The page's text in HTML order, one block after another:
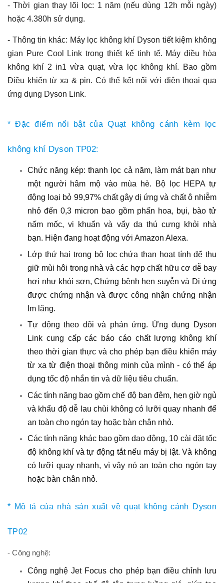
- Thời gian thay lõi lọc: 1 năm (nếu dùng 12h mỗi ngày)
hoặc 4.380h sử dụng.
- Thông tin khác: Máy lọc không khí Dyson tiết kiệm không
gian Pure Cool Link trong thiết kế tinh tế. Máy điều hòa
không khí 2 in1 vừa quạt, vừa lọc không khí. Bao gồm
Điều khiển từ xa & pin. Có thể kết nối với điện thoại qua
ứng dụng Dyson Link.
* Đặc điểm nổi bật củaQuạt không cánh kèm lọc
không khí Dyson TP02:
Chức năng kép: thanh lọc cả năm, làm mát bạn như
một người hâm mộ vào mùa hè. Bộ lọc HEPA tự
động loại bỏ 99,97% chất gây dị ứng và chất ô nhiễm
nhỏ đến 0,3 micron bao gồm phấn hoa, bụi, bào tử
nấm mốc, vi khuẩn và vẩy da thú cưng khỏi nhà
bạn. Hiện đang hoạt động với Amazon Alexa.
Lớp thứ hai trong bộ lọc chứa than hoạt tính để thu
giữ mùi hôi trong nhà và các hợp chất hữu cơ dễ bay
hơi như khói sơn, Chứng bệnh hen suyễn và Dị ứng
được chứng nhận và được công nhận chứng nhận
Im lặng.
Tự động theo dõi và phản ứng. Ứng dụng Dyson
Link cung cấp các báo cáo chất lượng không khí
theo thời gian thực và cho phép bạn điều khiển máy
từ xa từ điện thoại thông minh của mình - có thể áp
dụng tốc độ nhắn tin và dữ liệu tiêu chuẩn.
Các tính năng bao gồm chế độ ban đêm, hẹn giờ ngủ
và khẩu độ dễ lau chùi không có lưỡi quay nhanh để
an toàn cho ngón tay hoặc bàn chân nhỏ.
Các tính năng khác bao gồm dao động, 10 cài đặt tốc
độ không khí và tự động tắt nếu máy bị lật. Và không
có lưỡi quay nhanh, vì vậy nó an toàn cho ngón tay
hoặc bàn chân nhỏ.
* Mô tả của nhà sản xuất về quạt không cánh Dyson
TP02
- Công nghệ:
Công nghệ Jet Focus cho phép bạn điều chỉnh lưu